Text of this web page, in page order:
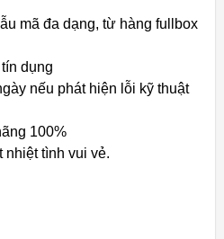
mã đa dạng, từ hàng fullbox
dụng
nếu phát hiện lỗi kỹ thuật
100%
nhiệt tình vui vẻ.